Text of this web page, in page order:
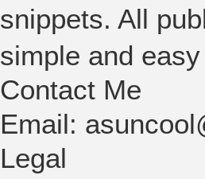
snippets. All
simple and
Contact Me
Email:
Legal